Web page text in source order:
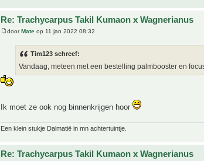
Re: Trachycarpus Takil Kumaon x Wagnerianus
doorMate op 11 jan 2022 08:32
Tim123 schreef:
Vandaag, meteen met een bestelling palmbooster en
Ik moet ze ook nog binnenkrijgen hoor
Een klein stukje Dalmatië in mn achtertuintje.
Re: Trachycarpus Takil Kumaon x Wagnerianus